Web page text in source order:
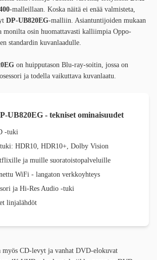
-malleillaan. Koska näitä ei enää valmisteta,
DP-UB820EG-malliin. Asiantuntijoiden mukaan
monilta osin huomattavasti kalliimpia Oppo-
standardin kuvanlaadulle.
on huipputason Blu-ray-soitin, jossa on
ja todella vaikuttava kuvanlaatu.
UB820EG - tekniset ominaisuudet
-tuki
HDR10, HDR10+, Dolby Vision
ja muille suoratoistopalveluille
WiFi - langaton verkkoyhteys
ja Hi-Res Audio -tuki
linjalähdöt
myös CD-levyt ja vanhat DVD-elokuvat